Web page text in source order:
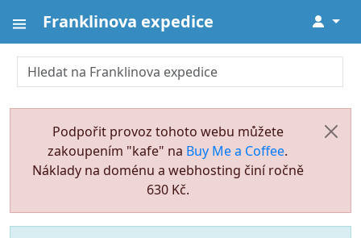
Franklinova expedice ↓
Podpořit provoz tohoto webu můžete
zakoupením "kafe" na Buy Me a Coffee.
Náklady na doménu a webhosting činí ročně
630 Kč.